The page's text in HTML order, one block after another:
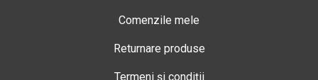
Comenzile mele
Returnare produse
Termeni și condiții